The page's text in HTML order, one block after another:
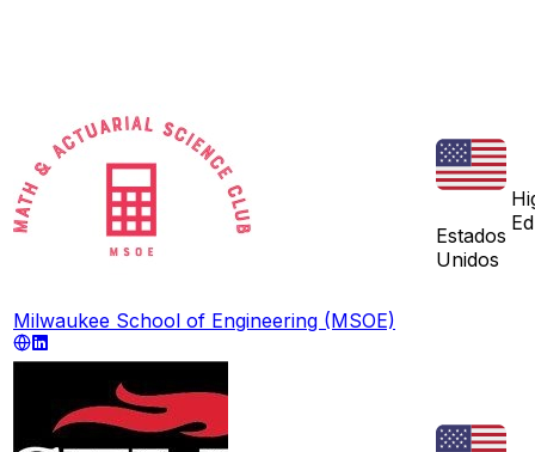
Milwaukee School of Engineering (MSOE)
Estados
Unidos